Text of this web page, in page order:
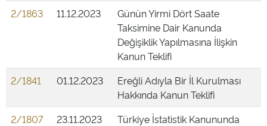
2/1863
11.12.2023
Günün Yirmi Dört Saate
Taksimine Dair Kanunda
Değişiklik Yapılmasına İlişkin
Kanun Teklifi
2/1841
01.12.2023
Ereğli Adıyla Bir İl Kurulması
Hakkında Kanun Teklifi
2/1807
23.11.2023
Türkiye İstatistik Kanununda